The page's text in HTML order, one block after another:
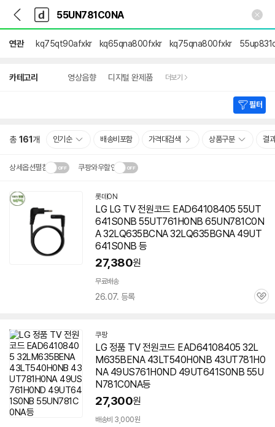
다
나
와
가
기
다
와
메
인
연관 kq75qt90afxkr kq65qna800fxkr kq75qna800fxkr
카테고리 영상음향 디지털 완제품 더보기
필터
총 161 개 인기순 배송비포함 가격대검색 상품구분 결
상세옵션펼침 쿠팡와우할인
설치 환경·지역에 따라
배송·설치비가 달라집니다.닫
기
롯데ON
LG LG TV 전원코드 EAD64108405 55UT
641S0NB 55UT761H0NB 65UN781C0N
A 32LQ635BCNA 32LQ635BGNA 49UT
641S0NB 등
27,380원
무료배송
26.07. 등록
관
쿠팡
LG 정품 TV 전원코드 EAD64108405 32L
M635BENA 43LT540H0NB 43UT781H0
NA 49US761H0ND 49UT641S0NB 55U
N781C0NA등
27,300원
배송비 3,000원